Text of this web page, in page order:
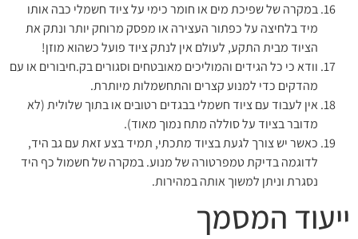
במקרה של שפיכת מים או חומר כימי על ציוד חשמלי כבה אותו
מיד בלחיצה על כפתור העצירה או מפסק מרוחק יותר ונתק את
הציוד מבית התקע, לעולם אין לנתק ציוד פועל כשהוא מוזן!
וודא כי כל הגידים והמוליכים מאובטחים וסגורים בק.חיבורים או עם
מהדקים כדי למנוע קצרים והתחשמלות מיותרת.
אין לעבוד עם ציוד חשמלי בבגדים רטובים או בתוך שלולית (לא
מדובר בציוד על סוללה מתח נמוך מאוד).
כאשר יש צורך לגעת בציוד מתכתי, תמיד בצע זאת עם גב היד,
לדוגמה בדיקת טמפרטורה של מנוע. במקרה של חשמול כף היד
נסגרת וניתן למשוך אותה במהירות.
ייעוד המסמך